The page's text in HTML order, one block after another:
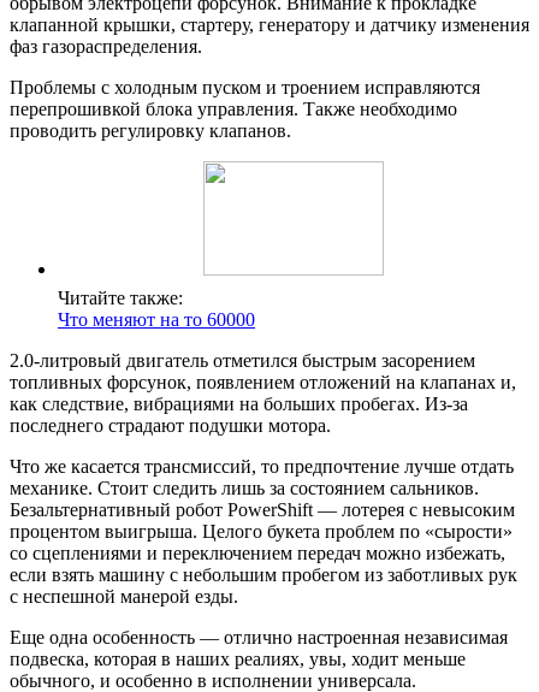
клапанной крышки, стартеру, генератору и датчику изменения
фаз газораспределения.
Проблемы с холодным пуском и троением исправляются
перепрошивкой блока управления. Также необходимо
проводить регулировку клапанов.
Читайте также:
Что меняют на то 60000
2.0-литровый двигатель отметился быстрым засорением
топливных форсунок, появлением отложений на клапанах и,
как следствие, вибрациями на больших пробегах. Из-за
последнего страдают подушки мотора.
Что же касается трансмиссий, то предпочтение лучше отдать
механике. Стоит следить лишь за состоянием сальников.
Безальтернативный робот PowerShift — лотерея с невысоким
процентом выигрыша. Целого букета проблем по «сырости»
со сцеплениями и переключением передач можно избежать,
если взять машину с небольшим пробегом из заботливых рук
с неспешной манерой езды.
Еще одна особенность — отлично настроенная независимая
подвеска, которая в наших реалиях, увы, ходит меньше
обычного, и особенно в исполнении универсала.